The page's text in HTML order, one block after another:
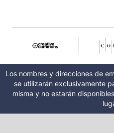
Los nombres y direcciones de
se utilizarán exclusivamente
misma y no estarán